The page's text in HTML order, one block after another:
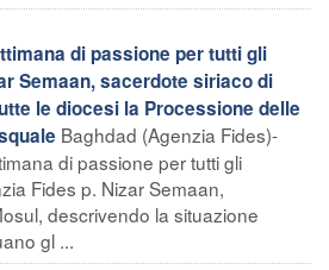
di passione per tutti gli
Semaan, sacerdote siriaco di
le diocesi la Processione delle
Baghdad (Agenzia Fides)-
di passione per tutti gli
Fides p. Nizar Semaan,
descrivendo la situazione
gl ...